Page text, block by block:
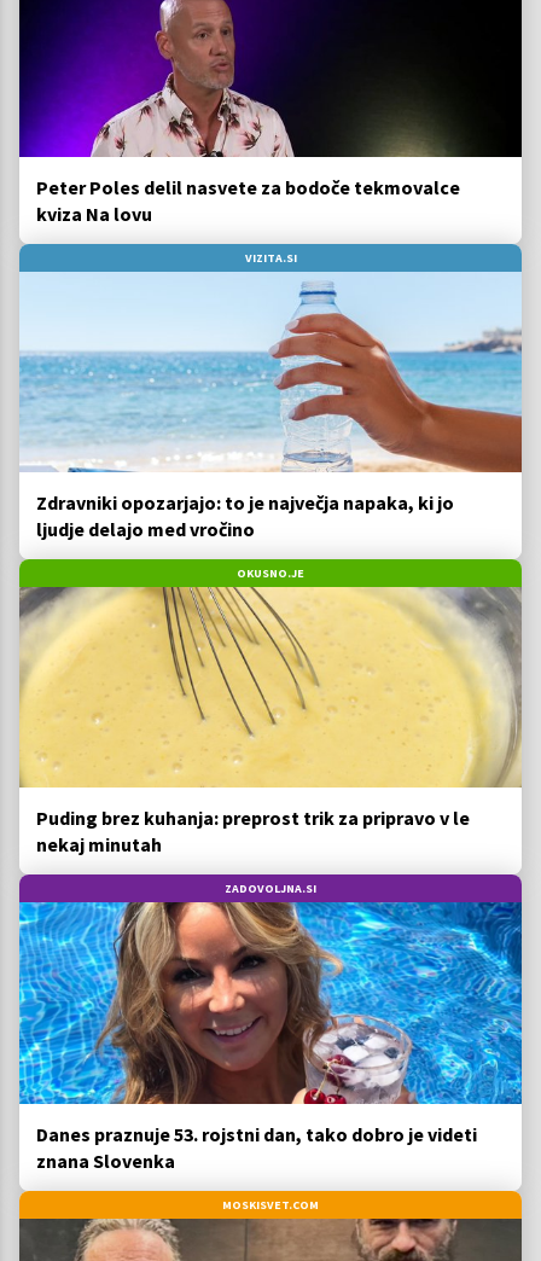
Peter Poles delil nasvete za bodoče tekmovalce
kviza Na lovu
VIZITA.SI
Zdravniki opozarjajo: to je največja napaka, ki jo
ljudje delajo med vročino
OKUSNO.JE
Puding brez kuhanja: preprost trik za pripravo v le
nekaj minutah
ZADOVOLJNA.SI
Danes praznuje 53. rojstni dan, tako dobro je videti
znana Slovenka
MOSKISVET.COM